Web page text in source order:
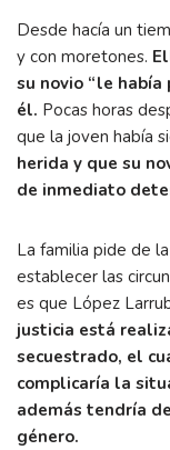
Desde hacía un
y con moretones.
su novio “le había
él. Pocas horas
que la joven había
herida y que su
de inmediato
La familia pide de
establecer las
es que López
justicia está
secuestrado, el
complicaría la
además tendría
género.